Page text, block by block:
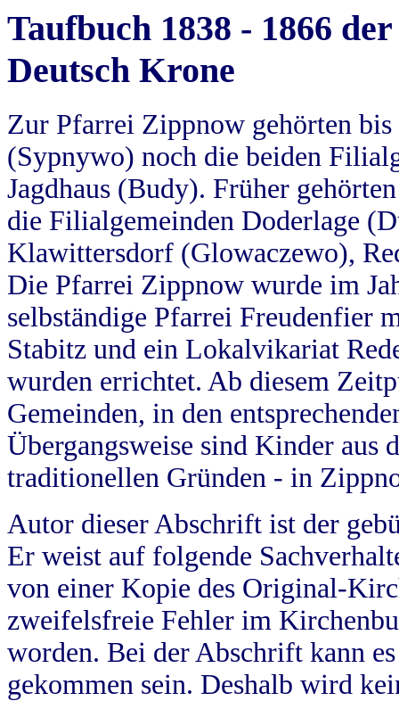
Taufbuch 1838 - 1866
Deutsch Krone
Zur Pfarrei Zippnow gehörten
(Sypnywo) noch die beiden
Jagdhaus (Budy). Früher
die Filialgemeinden Doderlage
Klawittersdorf (Glowaczewo),
Die Pfarrei Zippnow wurde im
selbständige Pfarrei Freudenfier
Stabitz und ein Lokalvikariat
wurden errichtet. Ab diesem
Gemeinden, in den
Übergangsweise sind Kinder aus
traditionellen Gründen - in
Autor dieser Abschrift ist der
Er weist auf folgende
von einer Kopie des Original-
zweifelsfreie Fehler im
worden. Bei der Abschrift kann
gekommen sein. Deshalb wird